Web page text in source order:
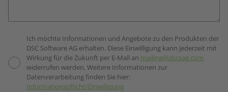
Ich möchte Informationen und Angebote zu den Produkten der
DSC Software AG erhalten. Diese Einwilligung kann jederzeit mit
Wirkung für die Zukunft per E-Mail an mailing@dscsag.com
widerrufen werden. Weitere Informationen zur
Datenverarbeitung finden Sie hier:
Informationspflicht/Einwilligung